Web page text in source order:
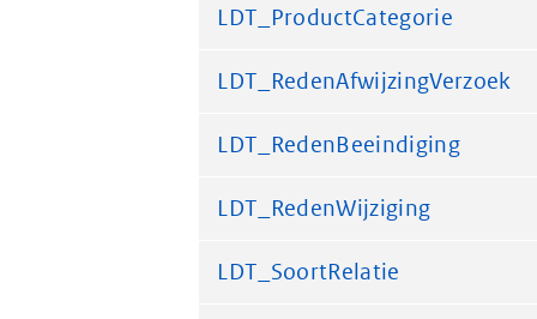
LDT_ProductCategorie
LDT_RedenAfwijzingVerzoek
LDT_RedenBeeindiging
LDT_RedenWijziging
LDT_SoortRelatie